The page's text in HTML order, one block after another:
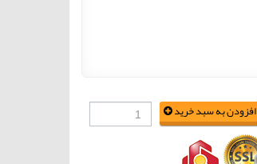
افزودن به سبد خرید